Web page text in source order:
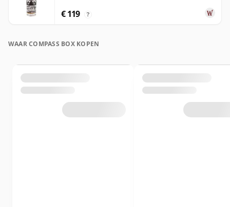
€ 119 ?
WAAR COMPASS BOX KOPEN